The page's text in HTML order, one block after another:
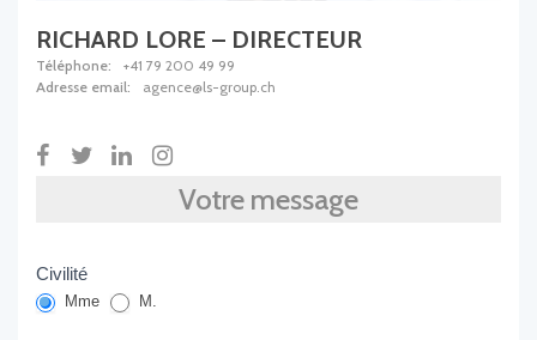
RICHARD LORE – DIRECTEUR
Téléphone:
+41 79 200 49 99
Adresse email:
agence@ls-group.ch
Votre message
Civilité
Mme M.